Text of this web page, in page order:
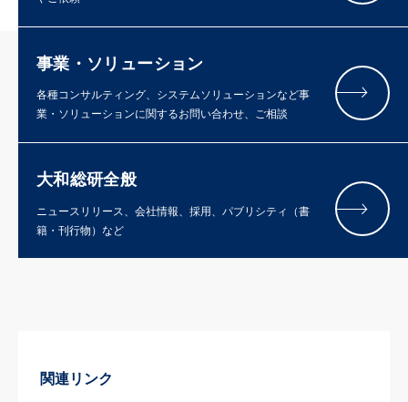
事業・ソリューション
各種コンサルティング、システムソリューションなど事
業・ソリューションに関するお問い合わせ、ご相談
大和総研全般
ニュースリリース、会社情報、採用、パブリシティ（書
籍・刊行物）など
関連リンク